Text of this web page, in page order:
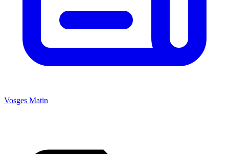
Vosges Matin